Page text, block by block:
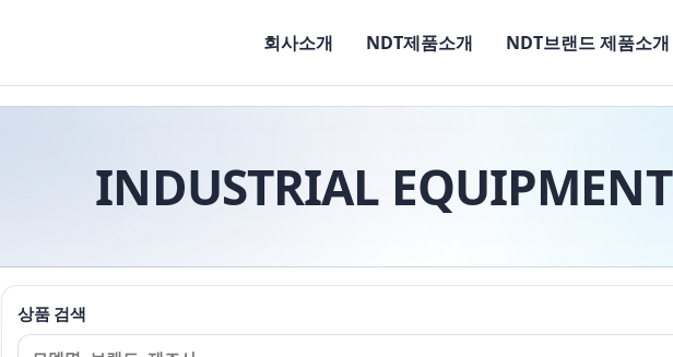
회사소개 NDT제품소개 NDT브랜드 제품소개
INDUSTRIAL EQUIPMENT
상품 검색